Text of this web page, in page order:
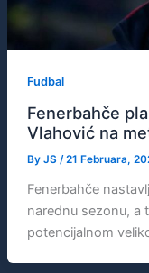
Fudbal
Fenerbahče
Vlahović na
By JS /21 Februara,
Fenerbahče
narednu sezonu, a
potencijalnom